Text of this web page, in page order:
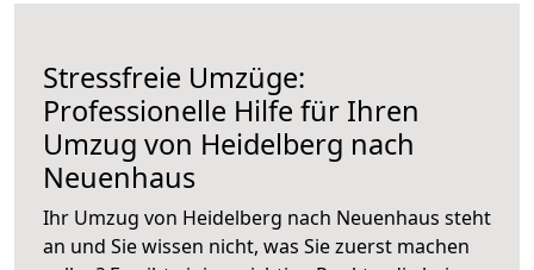
Stressfreie Umzüge:
Professionelle Hilfe für Ihren
Umzug von Heidelberg nach
Neuenhaus
Ihr Umzug von Heidelberg nach Neuenhaus steht
an und Sie wissen nicht, was Sie zuerst machen